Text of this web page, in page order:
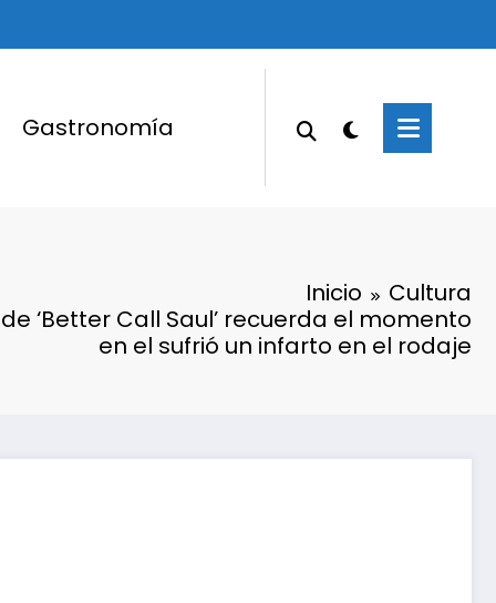
Gastronomía
Inicio
Cultura
‘Better Call Saul’ recuerda el momento
en el sufrió un infarto en el rodaje